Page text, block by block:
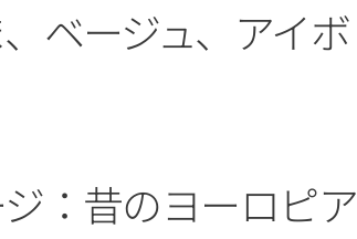
ベージュ、アイボ
：昔のヨーロピア